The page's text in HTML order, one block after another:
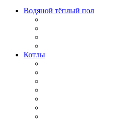
Водяной тёплый пол
Котлы